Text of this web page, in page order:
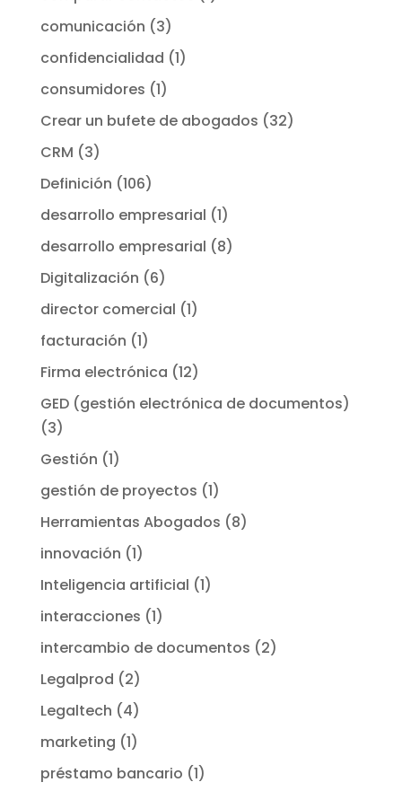
comunicación (3)
confidencialidad (1)
consumidores (1)
Crear un bufete de abogados (32)
CRM (3)
Definición (106)
desarrollo empresarial (1)
desarrollo empresarial (8)
Digitalización (6)
director comercial (1)
facturación (1)
Firma electrónica (12)
GED (gestión electrónica de documentos)
(3)
Gestión (1)
gestión de proyectos (1)
Herramientas Abogados (8)
innovación (1)
Inteligencia artificial (1)
interacciones (1)
intercambio de documentos (2)
Legalprod (2)
Legaltech (4)
marketing (1)
préstamo bancario (1)